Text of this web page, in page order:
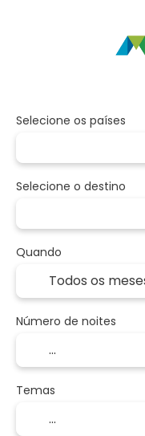
Selecione os países
Selecione o destino
Quando
Número de noites
Temas